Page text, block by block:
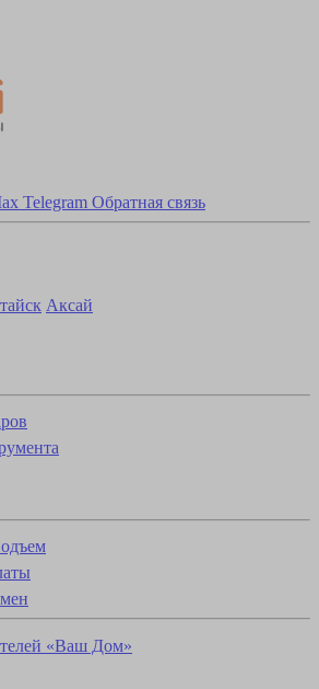
Telegram Обратная связь
Аксай
«Ваш Дом»